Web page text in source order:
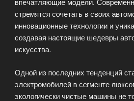
стремятся сочетать в своих
инновационные технологии и
создавая настоящие шедевры
искусства.
Одной из последних тенденций
электромобилей в сегменте
экологически чистые машины не